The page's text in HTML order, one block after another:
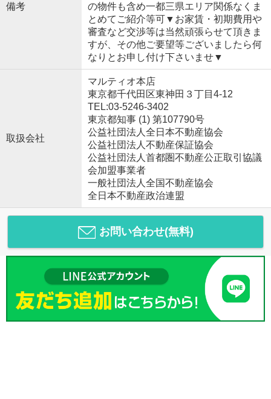
備考
の物件も含め一都三県エリア関係なくま
とめてご紹介等可▼お家賃・初期費用や
審査など交渉等は当然頑張らせて頂きま
すが、その他ご要望等ございましたら何
なりとお申し付け下さいませ▼
取扱会社
マルティオ本店
東京都千代田区東神田３丁目4-12
TEL:03-5246-3402
東京都知事 (1) 第107790号
公益社団法人全日本不動産協会
公益社団法人不動産保証協会
公益社団法人首都圏不動産公正取引協議
会加盟事業者
一般社団法人全国不動産協会
全日本不動産政治連盟
お問い合わせ(無料)